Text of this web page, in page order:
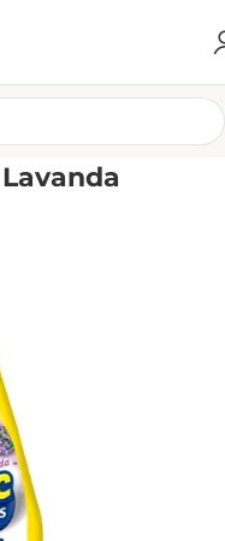
PRODUTOS